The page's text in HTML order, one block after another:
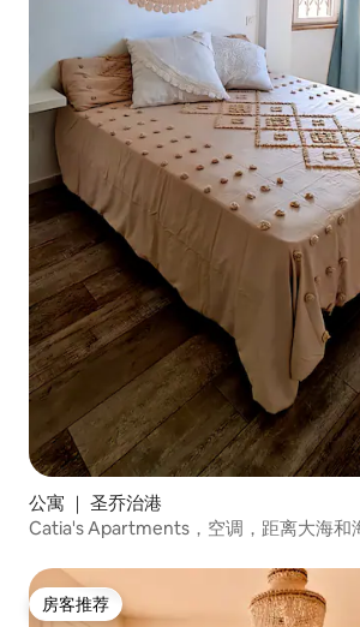
公寓 ｜ 圣乔治港
Catia's Apartments，空调，距离大海和
房客推荐
房客推荐